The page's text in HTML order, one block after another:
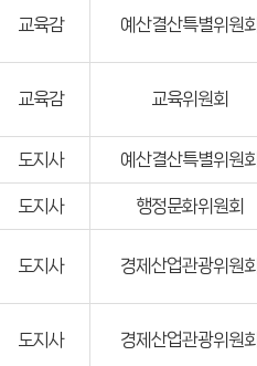
교육감 예산결산특별위원회
교육감 교육위원회
도지사 예산결산특별위원회
도지사 행정문화위원회
도지사 경제산업관광위원회
도지사 경제산업관광위원회